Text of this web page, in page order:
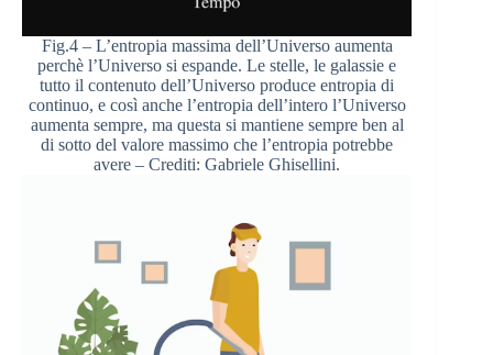
Fig.4 – L’entropia massima dell’Universo aumenta
perchè l’Universo si espande. Le stelle, le galassie e
tutto il contenuto dell’Universo produce entropia di
continuo, e così anche l’entropia dell’intero l’Universo
aumenta sempre, ma questa si mantiene sempre ben al
di sotto del valore massimo che l’entropia potrebbe
avere – Crediti: Gabriele Ghisellini.